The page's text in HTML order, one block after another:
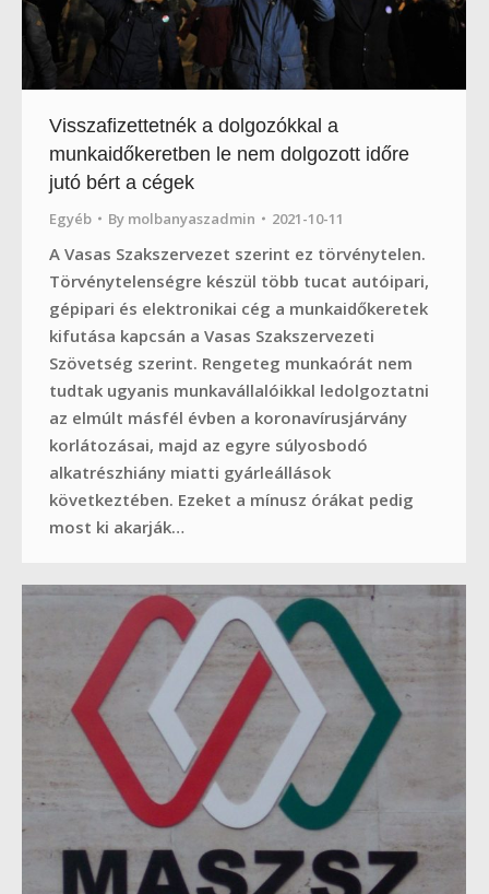
Visszafizettetnék a dolgozókkal a
munkaidőkeretben le nem dolgozott időre
jutó bért a cégek
Egyéb By molbanyaszadmin 2021-10-11
A Vasas Szakszervezet szerint ez törvénytelen.
Törvénytelenségre készül több tucat autóipari,
gépipari és elektronikai cég a munkaidőkeretek
kifutása kapcsán a Vasas Szakszervezeti
Szövetség szerint. Rengeteg munkaórát nem
tudtak ugyanis munkavállalóikkal ledolgoztatni
az elmúlt másfél évben a koronavírusjárvány
korlátozásai, majd az egyre súlyosbodó
alkatrészhiány miatti gyárleállások
következtében. Ezeket a mínusz órákat pedig
most ki akarják…